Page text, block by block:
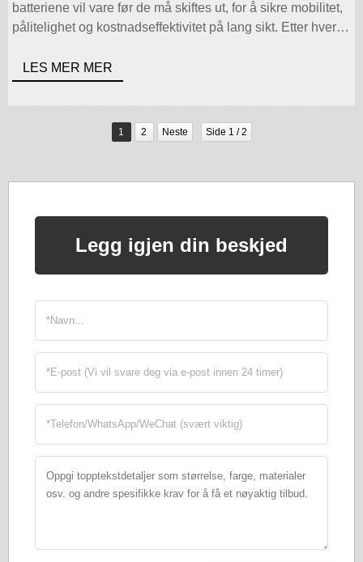
batteriene vil vare før de må skiftes ut, for å sikre mobilitet,
pålitelighet og kostnadseffektivitet på lang sikt. Etter hvert
LES MER MER
1 2 Neste Side 1 / 2
Legg igjen din beskjed